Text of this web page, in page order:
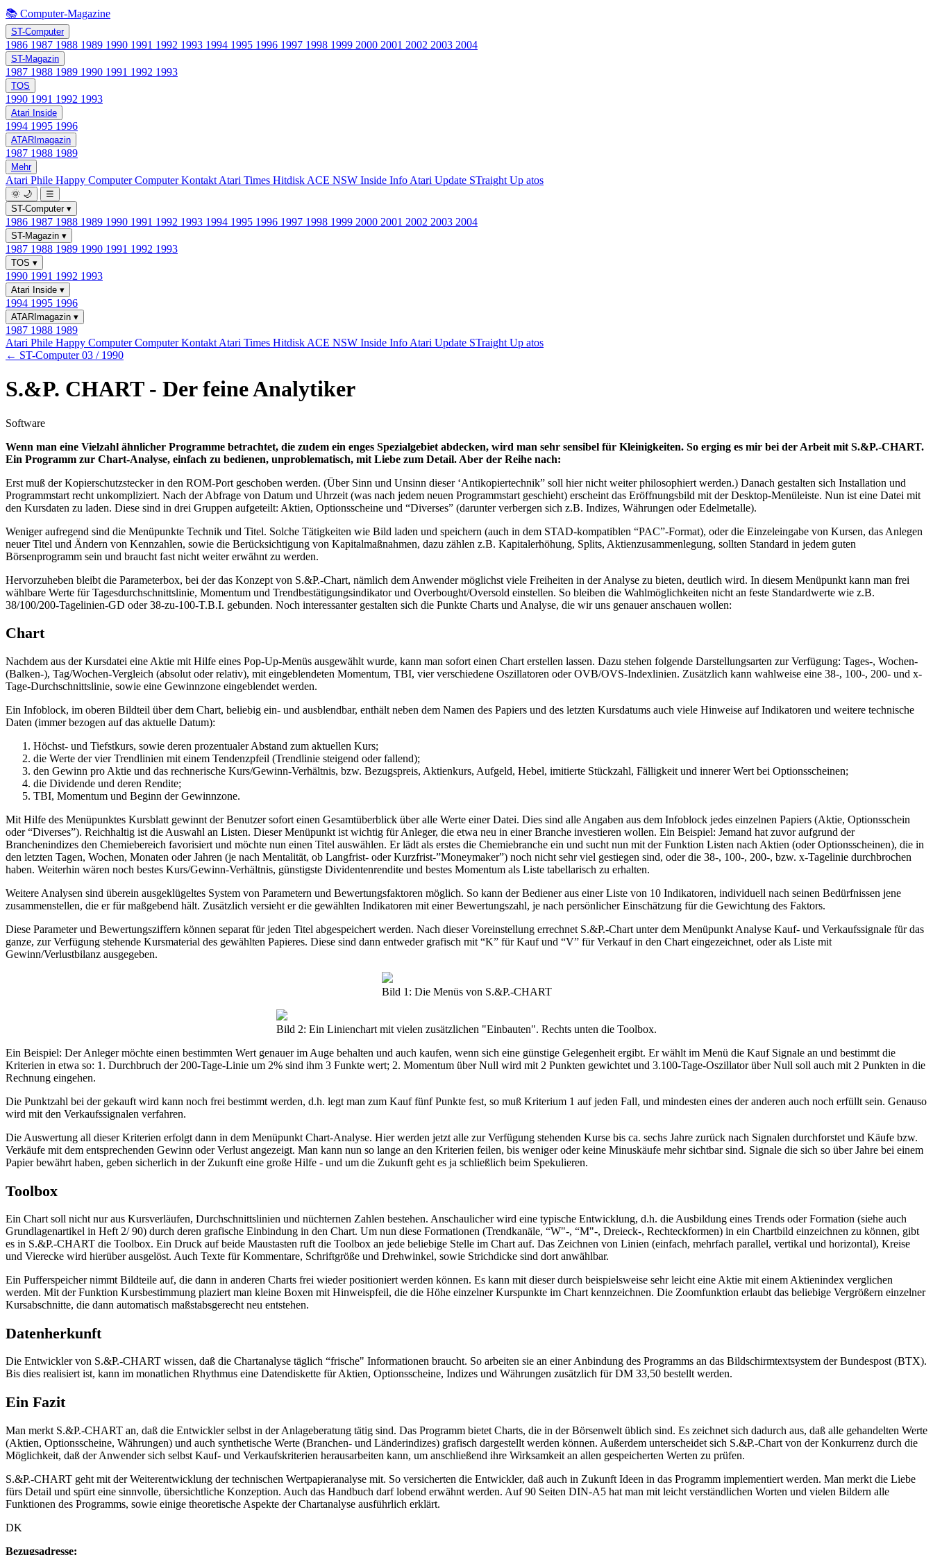
📚 Computer-Magazine
ST-Computer
1986 1987 1988 1989 1990 1991 1992 1993 1994 1995 1996 1997 1998 1999 2000 2001 2002 2003 2004
ST-Magazin
1987 1988 1989 1990 1991 1992 1993
TOS
1990 1991 1992 1993
Atari Inside
1994 1995 1996
ATARImagazin
1987 1988 1989
Mehr
Atari Phile Happy ComputerComputer Kontakt Atari Times Hitdisk ACE NSW Inside Info Atari Update STraight Up atos
🌞 🌙
☰
ST-Computer ▾
1986 1987 1988 1989 1990 1991 1992 1993 1994 1995 1996 1997 1998 1999 2000 2001 2002 2003 2004
ST-Magazin ▾
1987 1988 1989 1990 1991 1992 1993
TOS ▾
1990 1991 1992 1993
Atari Inside ▾
1994 1995 1996
ATARImagazin ▾
1987 1988 1989
Atari Phile Happy ComputerComputer Kontakt Atari Times Hitdisk ACE NSW Inside Info Atari Update STraight Up atos
← ST-Computer 03 / 1990
S.&P. CHART - Der feine Analytiker
Software
Wenn man eine Vielzahl ähnlicher Programme betrachtet, die zudem ein enges Spezialgebiet abdecken, wird man sehr sensibel für Kleinigkeiten. So erging es mir bei der Arbeit mit S.&P.-CHART.
Ein Programm zur Chart-Analyse, einfach zu bedienen, unproblematisch, mit Liebe zum Detail. Aber der Reihe nach:
Erst muß der Kopierschutzstecker in den ROM-Port geschoben werden. (Über Sinn und Unsinn dieser ‘Antikopiertechnik” soll hier nicht weiter philosophiert werden.) Danach gestalten sich Installation und
Programmstart recht unkompliziert. Nach der Abfrage von Datum und Uhrzeit (was nach jedem neuen Programmstart geschieht) erscheint das Eröffnungsbild mit der Desktop-Menüleiste. Nun ist eine Datei mit
den Kursdaten zu laden. Diese sind in drei Gruppen aufgeteilt: Aktien, Optionsscheine und “Diverses” (darunter verbergen sich z.B. Indizes, Währungen oder Edelmetalle).
Weniger aufregend sind die Menüpunkte Technik und Titel. Solche Tätigkeiten wie Bild laden und speichern (auch in dem STAD-kompatiblen “PAC”-Format), oder die Einzeleingabe von Kursen, das Anlegen
neuer Titel und Ändern von Kennzahlen, sowie die Berücksichtigung von Kapitalmaßnahmen, dazu zählen z.B. Kapitalerhöhung, Splits, Aktienzusammenlegung, sollten Standard in jedem guten
Börsenprogramm sein und braucht fast nicht weiter erwähnt zu werden.
Hervorzuheben bleibt die Parameterbox, bei der das Konzept von S.&P.-Chart, nämlich dem Anwender möglichst viele Freiheiten in der Analyse zu bieten, deutlich wird. In diesem Menüpunkt kann man frei
wählbare Werte für Tagesdurchschnittslinie, Momentum und Trendbestätigungsindikator und Overbought/Oversold einstellen. So bleiben die Wahlmöglichkeiten nicht an feste Standardwerte wie z.B.
38/100/200-Tagelinien-GD oder 38-zu-100-T.B.I. gebunden. Noch interessanter gestalten sich die Punkte Charts und Analyse, die wir uns genauer anschauen wollen:
Chart
Nachdem aus der Kursdatei eine Aktie mit Hilfe eines Pop-Up-Menüs ausgewählt wurde, kann man sofort einen Chart erstellen lassen. Dazu stehen folgende Darstellungsarten zur Verfügung: Tages-, Wochen-
(Balken-), Tag/Wochen-Vergleich (absolut oder relativ), mit eingeblendeten Momentum, TBI, vier verschiedene Oszillatoren oder OVB/OVS-Indexlinien. Zusätzlich kann wahlweise eine 38-, 100-, 200- und x-
Tage-Durchschnittslinie, sowie eine Gewinnzone eingeblendet werden.
Ein Infoblock, im oberen Bildteil über dem Chart, beliebig ein- und ausblendbar, enthält neben dem Namen des Papiers und des letzten Kursdatums auch viele Hinweise auf Indikatoren und weitere technische
Daten (immer bezogen auf das aktuelle Datum):
Höchst- und Tiefstkurs, sowie deren prozentualer Abstand zum aktuellen Kurs;
die Werte der vier Trendlinien mit einem Tendenzpfeil (Trendlinie steigend oder fallend);
den Gewinn pro Aktie und das rechnerische Kurs/Gewinn-Verhältnis, bzw. Bezugspreis, Aktienkurs, Aufgeld, Hebel, imitierte Stückzahl, Fälligkeit und innerer Wert bei Optionsscheinen;
die Dividende und deren Rendite;
TBI, Momentum und Beginn der Gewinnzone.
Mit Hilfe des Menüpunktes Kursblatt gewinnt der Benutzer sofort einen Gesamtüberblick über alle Werte einer Datei. Dies sind alle Angaben aus dem Infoblock jedes einzelnen Papiers (Aktie, Optionsschein
oder “Diverses”). Reichhaltig ist die Auswahl an Listen. Dieser Menüpunkt ist wichtig für Anleger, die etwa neu in einer Branche investieren wollen. Ein Beispiel: Jemand hat zuvor aufgrund der
Branchenindizes den Chemiebereich favorisiert und möchte nun einen Titel auswählen. Er lädt als erstes die Chemiebranche ein und sucht nun mit der Funktion Listen nach Aktien (oder Optionsscheinen), die in
den letzten Tagen, Wochen, Monaten oder Jahren (je nach Mentalität, ob Langfrist- oder Kurzfrist-”Moneymaker”) noch nicht sehr viel gestiegen sind, oder die 38-, 100-, 200-, bzw. x-Tagelinie durchbrochen
haben. Weiterhin wären noch bestes Kurs/Gewinn-Verhältnis, günstigste Dividentenrendite und bestes Momentum als Liste tabellarisch zu erhalten.
Weitere Analysen sind überein ausgeklügeltes System von Parametern und Bewertungsfaktoren möglich. So kann der Bediener aus einer Liste von 10 Indikatoren, individuell nach seinen Bedürfnissen jene
zusammenstellen, die er für maßgebend hält. Zusätzlich versieht er die gewählten Indikatoren mit einer Bewertungszahl, je nach persönlicher Einschätzung für die Gewichtung des Faktors.
Diese Parameter und Bewertungsziffern können separat für jeden Titel abgespeichert werden. Nach dieser Voreinstellung errechnet S.&P.-Chart unter dem Menüpunkt Analyse Kauf- und Verkaufssignale für das
ganze, zur Verfügung stehende Kursmaterial des gewählten Papieres. Diese sind dann entweder grafisch mit “K” für Kauf und “V” für Verkauf in den Chart eingezeichnet, oder als Liste mit
Gewinn/Verlustbilanz ausgegeben.
Bild 1: Die Menüs von S.&P.-CHART
Bild 2: Ein Linienchart mit vielen zusätzlichen "Einbauten". Rechts unten die Toolbox.
Ein Beispiel: Der Anleger möchte einen bestimmten Wert genauer im Auge behalten und auch kaufen, wenn sich eine günstige Gelegenheit ergibt. Er wählt im Menü die Kauf Signale an und bestimmt die
Kriterien in etwa so: 1. Durchbruch der 200-Tage-Linie um 2% sind ihm 3 Funkte wert; 2. Momentum über Null wird mit 2 Punkten gewichtet und 3.100-Tage-Oszillator über Null soll auch mit 2 Punkten in die
Rechnung eingehen.
Die Punktzahl bei der gekauft wird kann noch frei bestimmt werden, d.h. legt man zum Kauf fünf Punkte fest, so muß Kriterium 1 auf jeden Fall, und mindesten eines der anderen auch noch erfüllt sein. Genauso
wird mit den Verkaufssignalen verfahren.
Die Auswertung all dieser Kriterien erfolgt dann in dem Menüpunkt Chart-Analyse. Hier werden jetzt alle zur Verfügung stehenden Kurse bis ca. sechs Jahre zurück nach Signalen durchforstet und Käufe bzw.
Verkäufe mit dem entsprechenden Gewinn oder Verlust angezeigt. Man kann nun so lange an den Kriterien feilen, bis weniger oder keine Minuskäufe mehr sichtbar sind. Signale die sich so über Jahre bei einem
Papier bewährt haben, geben sicherlich in der Zukunft eine große Hilfe - und um die Zukunft geht es ja schließlich beim Spekulieren.
Toolbox
Ein Chart soll nicht nur aus Kursverläufen, Durchschnittslinien und nüchternen Zahlen bestehen. Anschaulicher wird eine typische Entwicklung, d.h. die Ausbildung eines Trends oder Formation (siehe auch
Grundlagenartikel in Heft 2/ 90) durch deren grafische Einbindung in den Chart. Um nun diese Formationen (Trendkanäle, “W"-, “M"-, Dreieck-, Rechteckformen) in ein Chartbild einzeichnen zu können, gibt
es in S.&P.-CHART die Toolbox. Ein Druck auf beide Maustasten ruft die Toolbox an jede beliebige Stelle im Chart auf. Das Zeichnen von Linien (einfach, mehrfach parallel, vertikal und horizontal), Kreise
und Vierecke wird hierüber ausgelöst. Auch Texte für Kommentare, Schriftgröße und Drehwinkel, sowie Strichdicke sind dort anwählbar.
Ein Pufferspeicher nimmt Bildteile auf, die dann in anderen Charts frei wieder positioniert werden können. Es kann mit dieser durch beispielsweise sehr leicht eine Aktie mit einem Aktienindex verglichen
werden. Mit der Funktion Kursbestimmung plaziert man kleine Boxen mit Hinweispfeil, die die Höhe einzelner Kurspunkte im Chart kennzeichnen. Die Zoomfunktion erlaubt das beliebige Vergrößern einzelner
Kursabschnitte, die dann automatisch maßstabsgerecht neu entstehen.
Datenherkunft
Die Entwickler von S.&P.-CHART wissen, daß die Chartanalyse täglich “frische" Informationen braucht. So arbeiten sie an einer Anbindung des Programms an das Bildschirmtextsystem der Bundespost (BTX).
Bis dies realisiert ist, kann im monatlichen Rhythmus eine Datendiskette für Aktien, Optionsscheine, Indizes und Währungen zusätzlich für DM 33,50 bestellt werden.
Ein Fazit
Man merkt S.&P.-CHART an, daß die Entwickler selbst in der Anlageberatung tätig sind. Das Programm bietet Charts, die in der Börsenwelt üblich sind. Es zeichnet sich dadurch aus, daß alle gehandelten Werte
(Aktien, Optionsscheine, Währungen) und auch synthetische Werte (Branchen- und Länderindizes) grafisch dargestellt werden können. Außerdem unterscheidet sich S.&P.-Chart von der Konkurrenz durch die
Möglichkeit, daß der Anwender sich selbst Kauf- und Verkaufskriterien herausarbeiten kann, um anschließend ihre Wirksamkeit an allen gespeicherten Werten zu prüfen.
S.&P.-CHART geht mit der Weiterentwicklung der technischen Wertpapieranalyse mit. So versicherten die Entwickler, daß auch in Zukunft Ideen in das Programm implementiert werden. Man merkt die Liebe
fürs Detail und spürt eine sinnvolle, übersichtliche Konzeption. Auch das Handbuch darf lobend erwähnt werden. Auf 90 Seiten DIN-A5 hat man mit leicht verständlichen Worten und vielen Bildern alle
Funktionen des Programms, sowie einige theoretische Aspekte der Chartanalyse ausführlich erklärt.
DK
Bezugsadresse: